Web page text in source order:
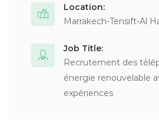
Location:
Marrakech-Tensift-Al
Job Title:
Recrutement des
énergie renouvelable
expériences